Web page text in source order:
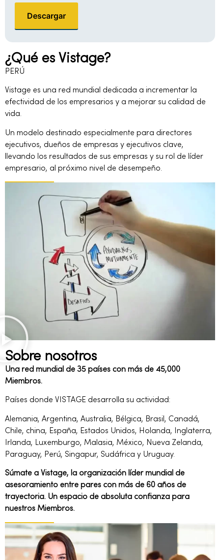
Descargar
¿Qué es Vistage?
PERÚ
Vistage es una red mundial dedicada a incrementar la
efectividad de los empresarios y a mejorar su calidad de
vida.
Un modelo destinado especialmente para directores
ejecutivos, dueños de empresas y ejecutivos clave,
llevando los resultados de sus empresas y su rol de líder
empresario, al próximo nivel de desempeño.
Sobre nosotros
Una red mundial de 35 países con más de 45,000
Miembros.
Países donde VISTAGE desarrolla su actividad:
Alemania, Argentina, Australia, Bélgica, Brasil, Canadá,
Chile, china, España, Estados Unidos, Holanda, Inglaterra,
Irlanda, Luxemburgo, Malasia, México, Nueva Zelanda,
Paraguay, Perú, Singapur, Sudáfrica y Uruguay.
Súmate a Vistage, la organización líder mundial de
asesoramiento entre pares con más de 60 años de
trayectoria. Un espacio de absoluta confianza para
nuestros Miembros.